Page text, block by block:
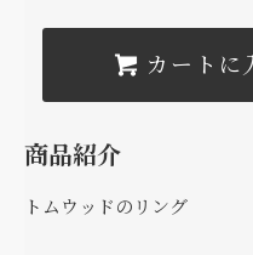
カートに
商品紹介
トムウッドのリング